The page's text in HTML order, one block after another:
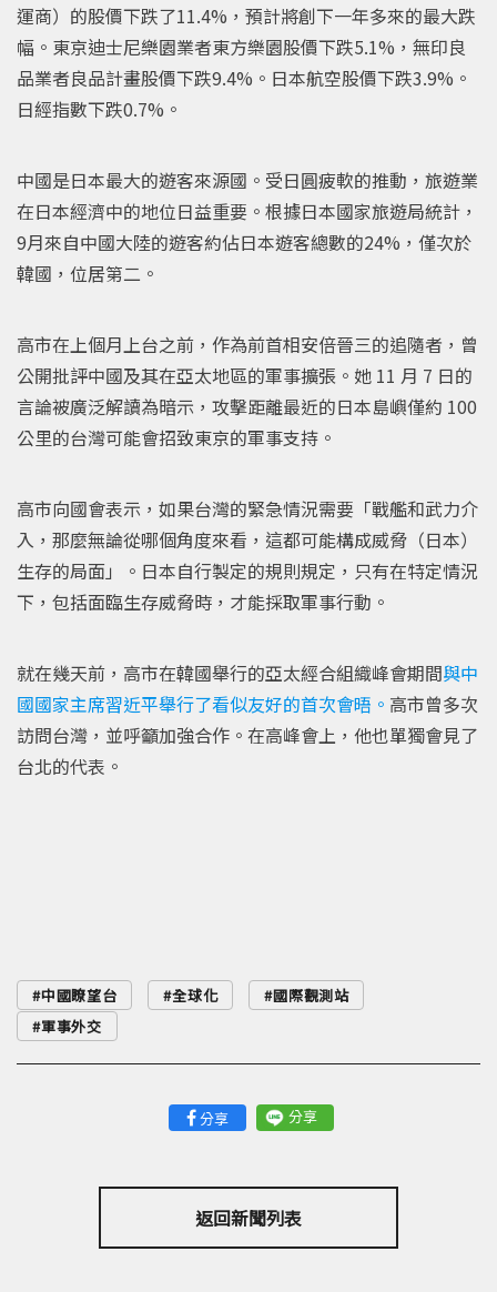
運商）的股價下跌了11.4%，預計將創下一年多來的最大跌
幅。東京迪士尼樂園業者東方樂園股價下跌5.1%，無印良
品業者良品計畫股價下跌9.4%。日本航空股價下跌3.9%。
日經指數下跌0.7%。
中國是日本最大的遊客來源國。受日圓疲軟的推動，旅遊業
在日本經濟中的地位日益重要。根據日本國家旅遊局統計，
9月來自中國大陸的遊客約佔日本遊客總數的24%，僅次於
韓國，位居第二。
高市在上個月上台之前，作為前首相安倍晉三的追隨者，曾
公開批評中國及其在亞太地區的軍事擴張。她 11 月 7 日的
言論被廣泛解讀為暗示，攻擊距離最近的日本島嶼僅約 100
公里的台灣可能會招致東京的軍事支持。
高市向國會表示，如果台灣的緊急情況需要「戰艦和武力介
入，那麼無論從哪個角度來看，這都可能構成威脅（日本）
生存的局面」。日本自行製定的規則規定，只有在特定情況
下，包括面臨生存威脅時，才能採取軍事行動。
就在幾天前，高市在韓國舉行的亞太經合組織峰會期間與中
國國家主席習近平舉行了看似友好的首次會晤。 高市曾多次
訪問台灣，並呼籲加強合作。在高峰會上，他也單獨會見了
台北的代表。
中國瞭望台 全球化
國際觀測站
軍事外交
分享 分享
返回新聞列表